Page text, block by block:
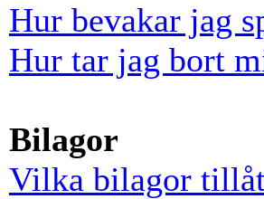
Hur bevakar jag
Hur tar jag bort
Bilagor
Vilka bilagor